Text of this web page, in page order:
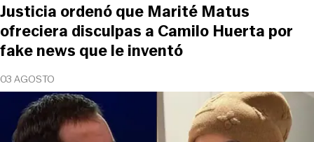
03 AGOSTO
Justicia ordenó que Marité Matus
ofreciera disculpas a Camilo Huerta por
fake news que le inventó